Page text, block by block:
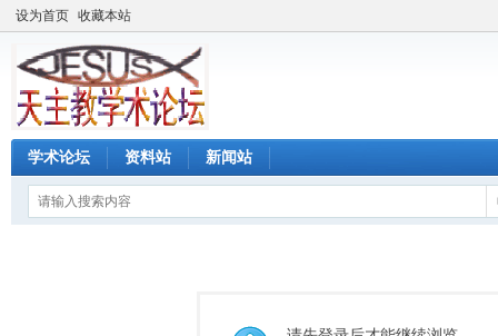
设为首页 收藏本站
学术论坛 资料站 新闻站